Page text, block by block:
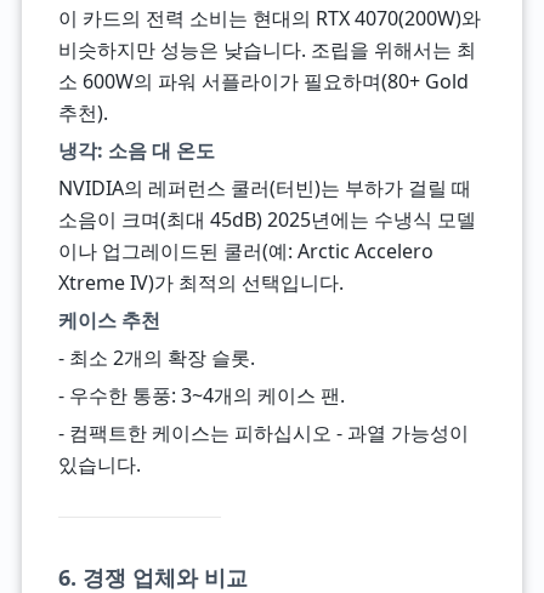
이 카드의 전력 소비는 현대의 RTX 4070(200W)와
비슷하지만 성능은 낮습니다. 조립을 위해서는 최
소 600W의 파워 서플라이가 필요하며(80+ Gold
추천).
냉각: 소음 대 온도
NVIDIA의 레퍼런스 쿨러(터빈)는 부하가 걸릴 때
소음이 크며(최대 45dB) 2025년에는 수냉식 모델
이나 업그레이드된 쿨러(예: Arctic Accelero
Xtreme IV)가 최적의 선택입니다.
케이스 추천
- 최소 2개의 확장 슬롯.
- 우수한 통풍: 3~4개의 케이스 팬.
- 컴팩트한 케이스는 피하십시오 - 과열 가능성이
있습니다.
6. 경쟁 업체와 비교